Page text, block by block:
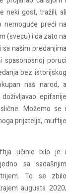
neki gost, tražili, ali
nemoguće preći na
(svecu) i da zato na
našim predanjima
poruci
bez istorijskog
naš narod, a
epifanije
Možemo se i
prijatelja, muftije
učinio bilo je i
sa sadašnjim
To se zbilo
augusta 2020,